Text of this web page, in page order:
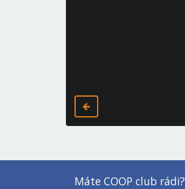
Máte COOP club rádi?